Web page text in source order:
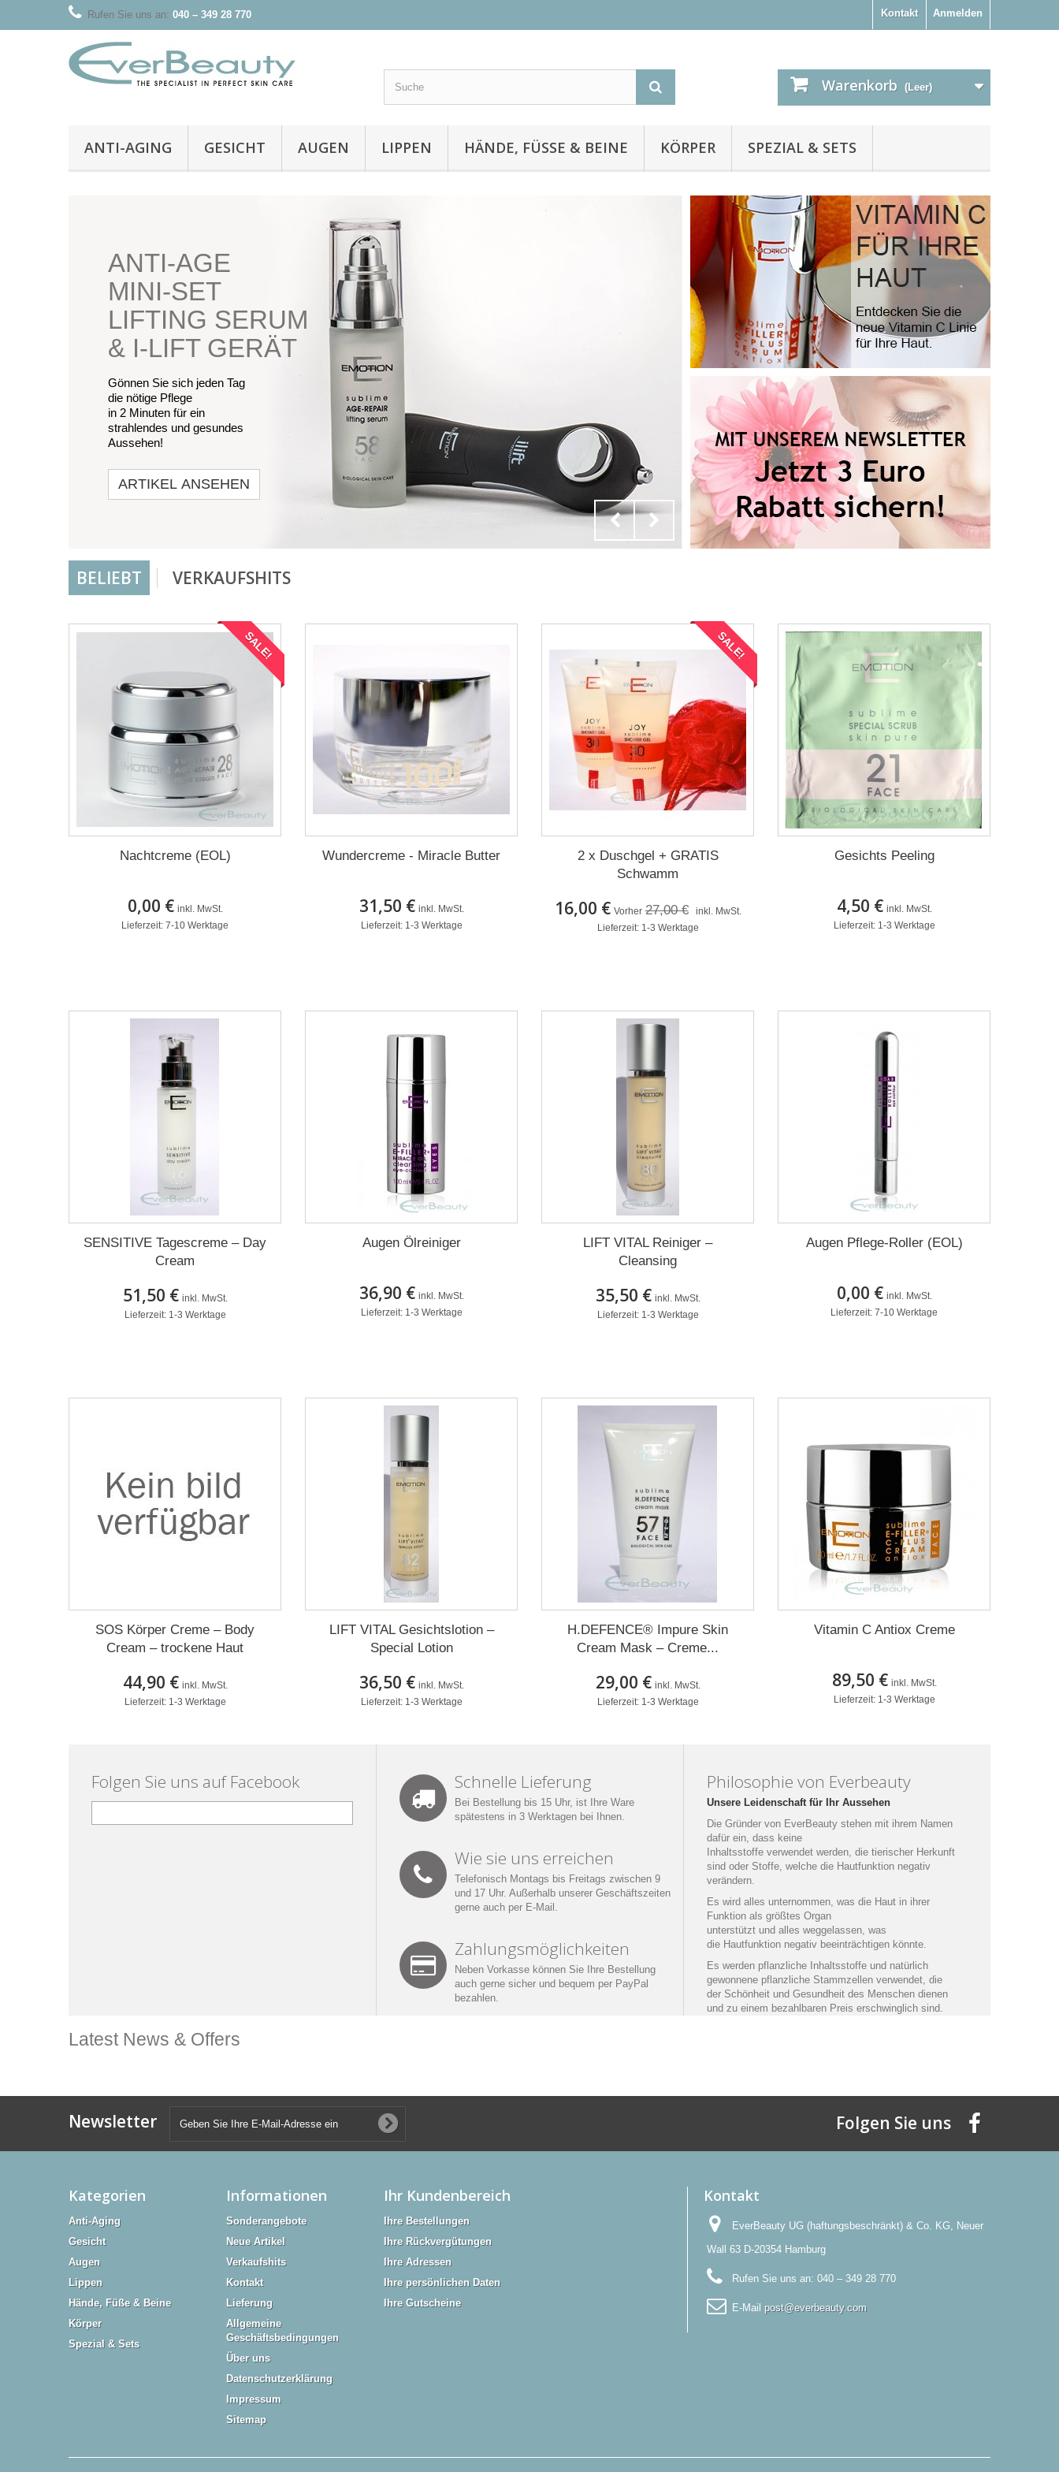
Anmelden
Kontakt
Rufen Sie uns an: 040 – 349 28 770
Warenkorb (Leer)
ANTI-AGING GESICHT AUGEN LIPPEN HÄNDE, FÜSSE & BEINE KÖRPER SPEZIAL & SETS
ANTI-AGE
MINI-SET
LIFTING SERUM
& I-LIFT GERÄT
Gönnen Sie sich jeden Tag
die nötige Pflege
in 2 Minuten für ein
strahlendes und gesundes
Aussehen!
ARTIKEL ANSEHEN
ANTI-AGE
MINI-SET
LIFTING SERUM
& I-LIFT GERÄT
Gönnen Sie sich jeden Tag
die nötige Pflege
in 2 Minuten für ein
strahlendes und gesundes
Aussehen!
ARTIKEL ANSEHEN
BELIEBT VERKAUFSHITS
SALE!
Nachtcreme (EOL)
0,00 € inkl. MwSt.
Lieferzeit: 7-10 Werktage
Wundercreme - Miracle Butter
31,50 € inkl. MwSt.
Lieferzeit: 1-3 Werktage
SALE!
2 x Duschgel + GRATIS
Schwamm
16,00 € Vorher 27,00 €
inkl. MwSt.
Lieferzeit: 1-3 Werktage
Gesichts Peeling
4,50 € inkl. MwSt.
Lieferzeit: 1-3 Werktage
SENSITIVE Tagescreme – Day
Cream
51,50 € inkl. MwSt.
Lieferzeit: 1-3 Werktage
Augen Ölreiniger
36,90 € inkl. MwSt.
Lieferzeit: 1-3 Werktage
LIFT VITAL Reiniger –
Cleansing
35,50 € inkl. MwSt.
Lieferzeit: 1-3 Werktage
Augen Pflege-Roller (EOL)
0,00 € inkl. MwSt.
Lieferzeit: 7-10 Werktage
SOS Körper Creme – Body
Cream – trockene Haut
44,90 € inkl. MwSt.
Lieferzeit: 1-3 Werktage
LIFT VITAL Gesichtslotion –
Special Lotion
36,50 € inkl. MwSt.
Lieferzeit: 1-3 Werktage
H.DEFENCE® Impure Skin
Cream Mask – Creme...
29,00 € inkl. MwSt.
Lieferzeit: 1-3 Werktage
Vitamin C Antiox Creme
89,50 € inkl. MwSt.
Lieferzeit: 1-3 Werktage
Folgen Sie uns auf Facebook Schnelle Lieferung
Bei Bestellung bis 15 Uhr, ist Ihre Ware
spätestens in 3 Werktagen bei Ihnen.
Wie sie uns erreichen
Telefonisch Montags bis Freitags zwischen 9
und 17 Uhr. Außerhalb unserer Geschäftszeiten
gerne auch per E-Mail.
Zahlungsmöglichkeiten
Neben Vorkasse können Sie Ihre Bestellung
auch gerne sicher und bequem per PayPal
bezahlen.
Philosophie von Everbeauty
Unsere Leidenschaft für Ihr Aussehen
Die Gründer von EverBeauty stehen mit ihrem Namen
dafür ein, dass keine
Inhaltsstoffe verwendet werden, die tierischer Herkunft
sind oder Stoffe, welche die Hautfunktion negativ
verändern.
Es wird alles unternommen, was die Haut in ihrer
Funktion als größtes Organ
unterstützt und alles weggelassen, was
die Hautfunktion negativ beeinträchtigen könnte.
Es werden pflanzliche Inhaltsstoffe und natürlich
gewonnene pflanzliche Stammzellen verwendet, die
der Schönheit und Gesundheit des Menschen dienen
und zu einem bezahlbaren Preis erschwinglich sind.
Latest News & Offers
Newsletter Folgen Sie uns
Kategorien
Anti-Aging
Gesicht
Augen
Lippen
Hände, Füße & Beine
Körper
Spezial & Sets
Informationen
Sonderangebote
Neue Artikel
Verkaufshits
Kontakt
Lieferung
Allgemeine
Geschäftsbedingungen
Über uns
Datenschutzerklärung
Impressum
Sitemap
Ihr Kundenbereich
Ihre Bestellungen
Ihre Rückvergütungen
Ihre Adressen
Ihre persönlichen Daten
Ihre Gutscheine
Kontakt
EverBeauty UG (haftungsbeschränkt) & Co. KG, Neuer
Wall 63 D-20354 Hamburg
Rufen Sie uns an: 040 – 349 28 770
E-Mail post@everbeauty.com